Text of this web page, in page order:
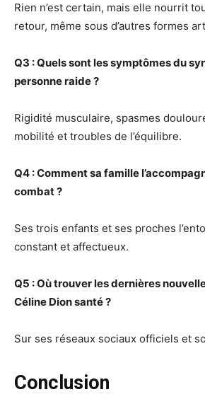
Rien n’est certain, mais elle nourrit
retour, même sous d’autres formes
Q3 : Quels sont les symptômes du
personne raide ?
Rigidité musculaire, spasmes
mobilité et troubles de l’équilibre.
Q4 : Comment sa famille
combat ?
Ses trois enfants et ses proches
constant et affectueux.
Q5 : Où trouver les dernières
Céline Dion santé ?
Sur ses réseaux sociaux officiels et
Conclusion